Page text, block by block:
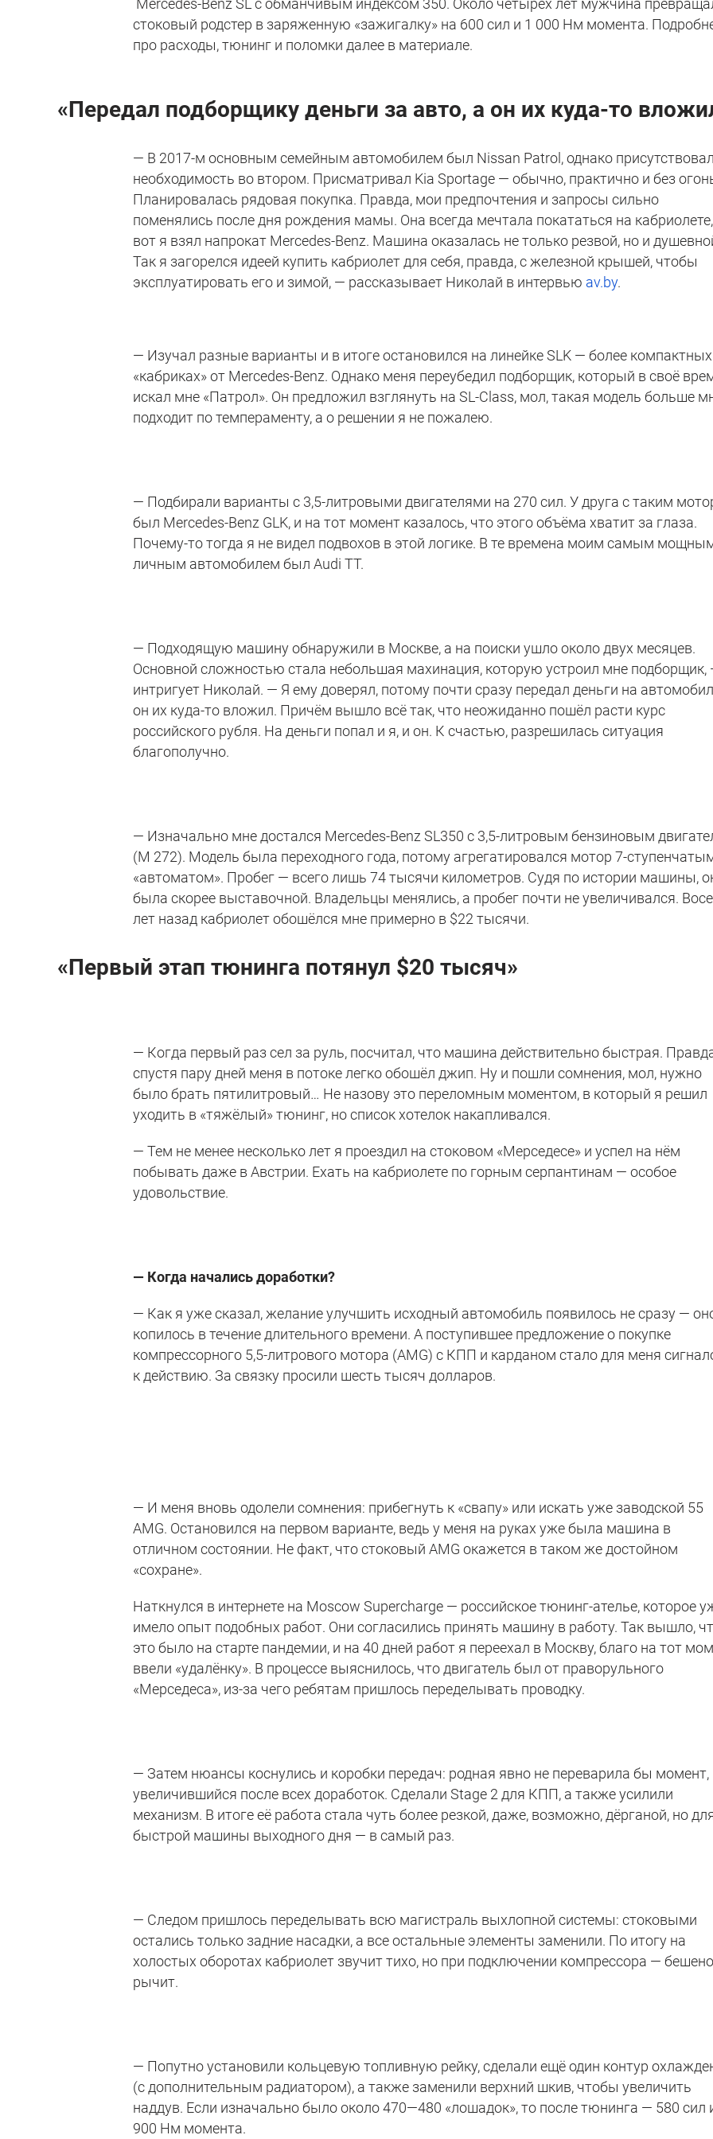
Mercedes-Benz SL с обманчивым индексом 350. Около четырёх лет мужчина
стоковый родстер в заряженную «зажигалку» на 600 сил и 1 000 Нм момента.
про расходы, тюнинг и поломки далее в материале.
«Передал подборщику деньги за авто, а он их куда-то
— В 2017-м основным семейным автомобилем был Nissan Patrol, однако
необходимость во втором. Присматривал Kia Sportage — обычно, практично и без
Планировалась рядовая покупка. Правда, мои предпочтения и запросы сильно
поменялись после дня рождения мамы. Она всегда мечтала покататься на
вот я взял напрокат Mercedes-Benz. Машина оказалась не только резвой, но и
Так я загорелся идеей купить кабриолет для себя, правда, с железной крышей, чтобы
эксплуатировать его и зимой, — рассказывает Николай в интервью av.by.
— Изучал разные варианты и в итоге остановился на линейке SLK — более компактных
«кабриках» от Mercedes-Benz. Однако меня переубедил подборщик, который в своё
искал мне «Патрол». Он предложил взглянуть на SL-Class, мол, такая модель больше
подходит по темпераменту, а о решении я не пожалею.
— Подбирали варианты с 3,5-литровыми двигателями на 270 сил. У друга с таким
был Mercedes-Benz GLK, и на тот момент казалось, что этого объёма хватит за глаза.
Почему-то тогда я не видел подвохов в этой логике. В те времена моим самым
личным автомобилем был Audi TT.
— Подходящую машину обнаружили в Москве, а на поиски ушло около двух месяцев.
Основной сложностью стала небольшая махинация, которую устроил мне подборщик,
интригует Николай. — Я ему доверял, потому почти сразу передал деньги на
он их куда-то вложил. Причём вышло всё так, что неожиданно пошёл расти курс
российского рубля. На деньги попал и я, и он. К счастью, разрешилась ситуация
благополучно.
— Изначально мне достался Mercedes-Benz SL350 с 3,5-литровым бензиновым
(М 272). Модель была переходного года, потому агрегатировался мотор 7-
«автоматом». Пробег — всего лишь 74 тысячи километров. Судя по истории машины,
была скорее выставочной. Владельцы менялись, а пробег почти не увеличивался.
лет назад кабриолет обошёлся мне примерно в $22 тысячи.
«Первый этап тюнинга потянул $20 тысяч»
— Когда первый раз сел за руль, посчитал, что машина действительно быстрая.
спустя пару дней меня в потоке легко обошёл джип. Ну и пошли сомнения, мол, нужно
было брать пятилитровый… Не назову это переломным моментом, в который я решил
уходить в «тяжёлый» тюнинг, но список хотелок накапливался.
— Тем не менее несколько лет я проездил на стоковом «Мерседесе» и успел на нём
побывать даже в Австрии. Ехать на кабриолете по горным серпантинам — особое
удовольствие.
— Когда начались доработки?
— Как я уже сказал, желание улучшить исходный автомобиль появилось не сразу —
копилось в течение длительного времени. А поступившее предложение о покупке
компрессорного 5,5-литрового мотора (AMG) с КПП и карданом стало для меня
к действию. За связку просили шесть тысяч долларов.
— И меня вновь одолели сомнения: прибегнуть к «свапу» или искать уже заводской 55
AMG. Остановился на первом варианте, ведь у меня на руках уже была машина в
отличном состоянии. Не факт, что стоковый AMG окажется в таком же достойном
«сохране».
Наткнулся в интернете на Moscow Supercharge — российское тюнинг-ателье, которое
имело опыт подобных работ. Они согласились принять машину в работу. Так вышло,
это было на старте пандемии, и на 40 дней работ я переехал в Москву, благо на тот
ввели «удалёнку». В процессе выяснилось, что двигатель был от праворульного
«Мерседеса», из-за чего ребятам пришлось переделывать проводку.
— Затем нюансы коснулись и коробки передач: родная явно не переварила бы момент,
увеличившийся после всех доработок. Сделали Stage 2 для КПП, а также усилили
механизм. В итоге её работа стала чуть более резкой, даже, возможно, дёрганой, но
быстрой машины выходного дня — в самый раз.
— Следом пришлось переделывать всю магистраль выхлопной системы: стоковыми
остались только задние насадки, а все остальные элементы заменили. По итогу на
холостых оборотах кабриолет звучит тихо, но при подключении компрессора — бешено
рычит.
— Попутно установили кольцевую топливную рейку, сделали ещё один контур
(с дополнительным радиатором), а также заменили верхний шкив, чтобы увеличить
наддув. Если изначально было около 470—480 «лошадок», то после тюнинга — 580 сил
900 Нм момента.